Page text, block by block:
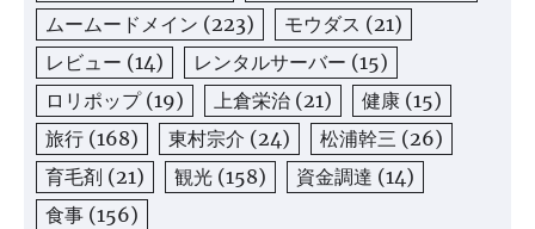
ムームードメイン (223) モウダス (21)
レビュー (14) レンタルサーバー (15)
ロリポップ(19) 上倉栄治 (21) 健康 (15)
旅行 (168) 東村宗介 (24) 松浦幹三 (26)
育毛剤 (21) 観光 (158) 資金調達 (14)
食事 (156)